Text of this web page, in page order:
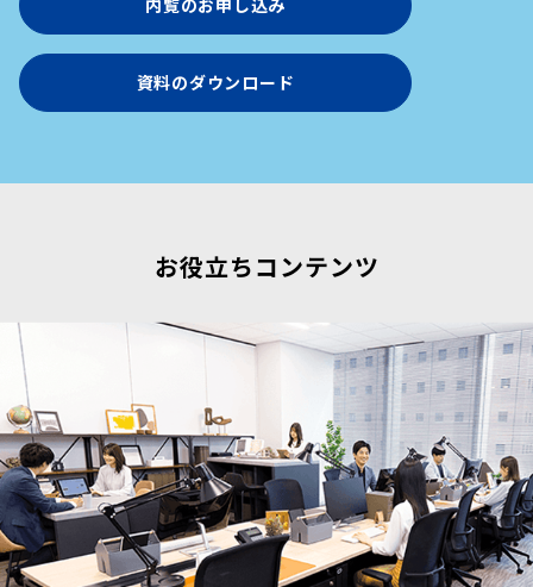
内覧のお申し込み
資料のダウンロード
お役立ちコンテンツ